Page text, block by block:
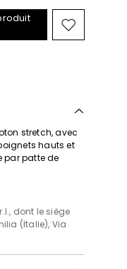
Ajouter
vers
stretch, avec
hauts et
par patte de
dont le siège
(Italie), Via